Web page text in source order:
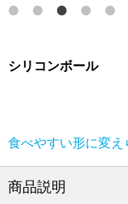
シリコンボール
食べやすい形に変え
商品説明